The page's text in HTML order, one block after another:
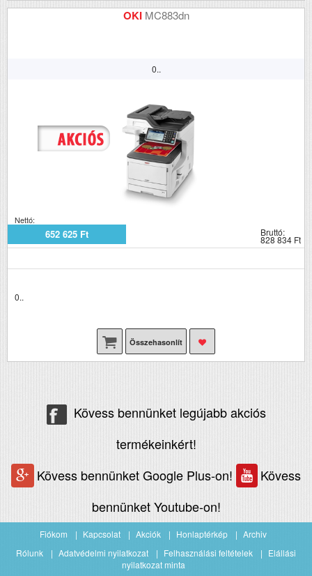
OKI MC883dn
0..
Nettó:
652 625 Ft Bruttó:
828 834 Ft
0..
Összehasonlít
Kövess bennünket legújabb akciós
termékeinkért!
Kövess bennünket Google Plus-on!
Kövess
bennünket Youtube-on!
Fiókom Kapcsolat Akciók Honlaptérkép
Archiv
Rólunk
Adatvédelmi nyilatkozat Felhasználási feltételek
Elállási
nyilatkozat minta